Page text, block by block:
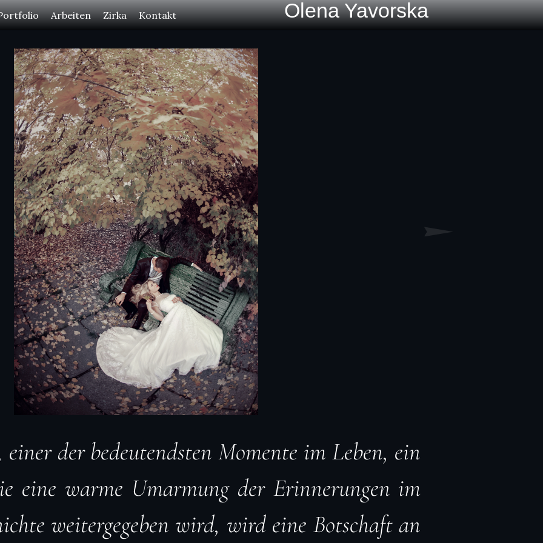
Arbeiten Zirka Kontakt Olena Yavorska
der bedeutendsten Momente im Leben, ein
eine warme Umarmung der Erinnerungen im
weitergegeben wird, wird eine Botschaft an